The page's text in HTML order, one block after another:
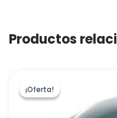
Productos
¡Oferta!
¡Oferta!